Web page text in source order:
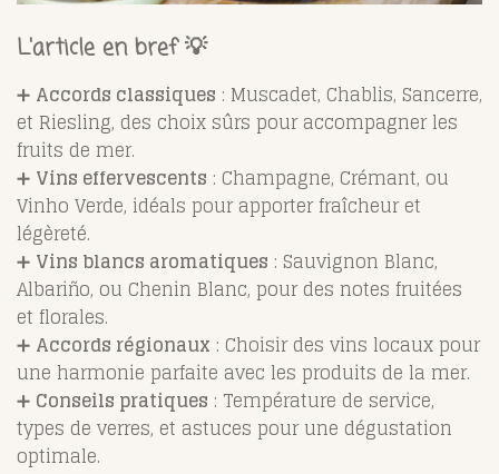
L'article en bref 💡
➕ Accords classiques : Muscadet, Chablis, Sancerre,
et Riesling, des choix sûrs pour accompagner les
fruits de mer.
➕ Vins effervescents : Champagne, Crémant, ou
Vinho Verde, idéals pour apporter fraîcheur et
légèreté.
➕ Vins blancs aromatiques : Sauvignon Blanc,
Albariño, ou Chenin Blanc, pour des notes fruitées
et florales.
➕ Accords régionaux : Choisir des vins locaux pour
une harmonie parfaite avec les produits de la mer.
➕ Conseils pratiques : Température de service,
types de verres, et astuces pour une dégustation
optimale.